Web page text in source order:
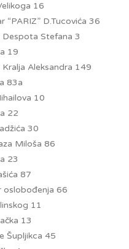
16
“PARIZ” D.Tucovića 36
Despota Stefana 3
19
Aleksandra 149
83a
10
22
30
Miloša 86
23
87
oslobođenja 66
11
13
Šupljikca 45